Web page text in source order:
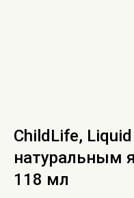
ChildLife,
натуральным
118 мл